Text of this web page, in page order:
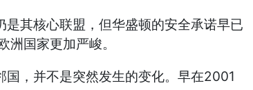
是其核心联盟，但华盛顿的安全承诺早已
国家更加严峻。
，并不是突然发生的变化。早在2001